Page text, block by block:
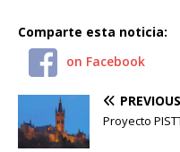
Comparte esta noticia:
on Facebook
PREVIOUS
Proyecto